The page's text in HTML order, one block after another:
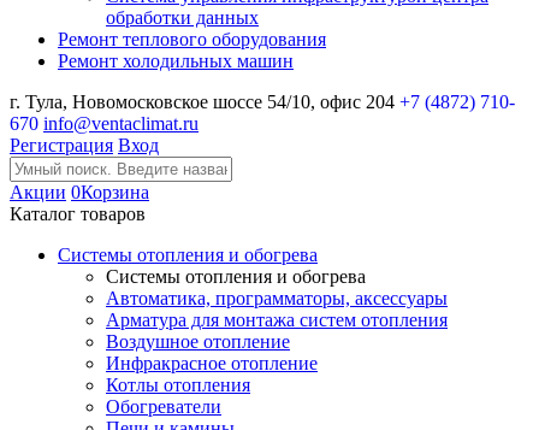
обработки данных
Ремонт теплового оборудования
Ремонт холодильных машин
г. Тула, Новомосковское шоссе 54/10, офис 204 +7 (4872) 710-
670 info@ventaclimat.ru
Регистрация Вход
Акции 0Корзина
Каталог товаров
Системы отопления и обогрева
Системы отопления и обогрева
Автоматика, программаторы, аксессуары
Арматура для монтажа систем отопления
Воздушное отопление
Инфракрасное отопление
Котлы отопления
Обогреватели